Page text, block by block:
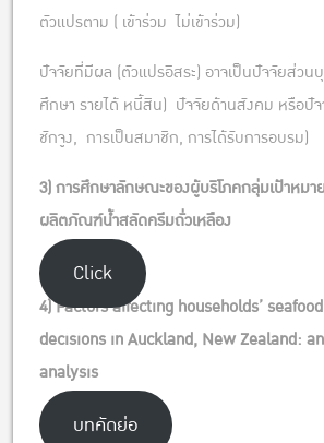
ตัวแปรตาม ( เข้าร่วม ไม่เข้าร่วม)​
ปัจจัยที่มีผล (ตัวแปรอิสระ)​ อาจเป็นปัจจัยส่ว
ศึกษา รายได้ หนี้สิน) ปัจจัยด้านสังคม หรือปั
ชักจูง, การเป็นสมาชิก, การได้รับการอบรม)
3) การศึกษาลักษณะของผู้บริโภคกลุ่มเป้าหม
ผลิตภัณฑ์น้ำสลัดครีมถั่วเหลือง
Click
4) Factors affecting households’
decisions in Auckland, New Zealand:
analysis
บทคัดย่อ